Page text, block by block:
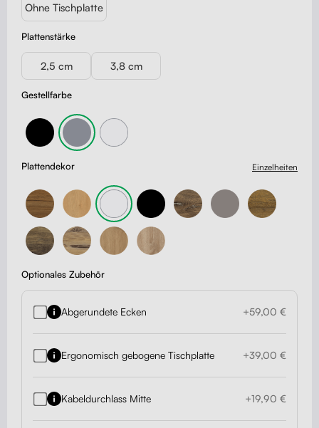
Gestellfarbe
Plattenstärke
2,5 cm 3,8 cm
Ohne Tischplatte
Plattendekor Einzelheiten
Optionales Zubehör
Abgerundete Ecken +59,00 €
Ergonomisch gebogene Tischplatte +39,00 €
Kabeldurchlass Mitte +19,90 €